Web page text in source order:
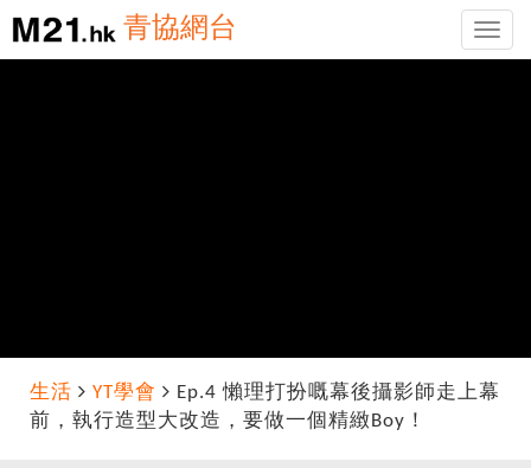
Toggle
青協網台
生活 YT學會
Ep.4 懶理打扮嘅幕後攝影師走上幕
前，執行造型大改造，要做一個精緻Boy！